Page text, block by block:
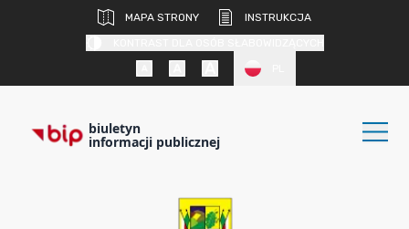
MAPA STRONY
INSTRUKCJA
biuletyn
informacji publicznej